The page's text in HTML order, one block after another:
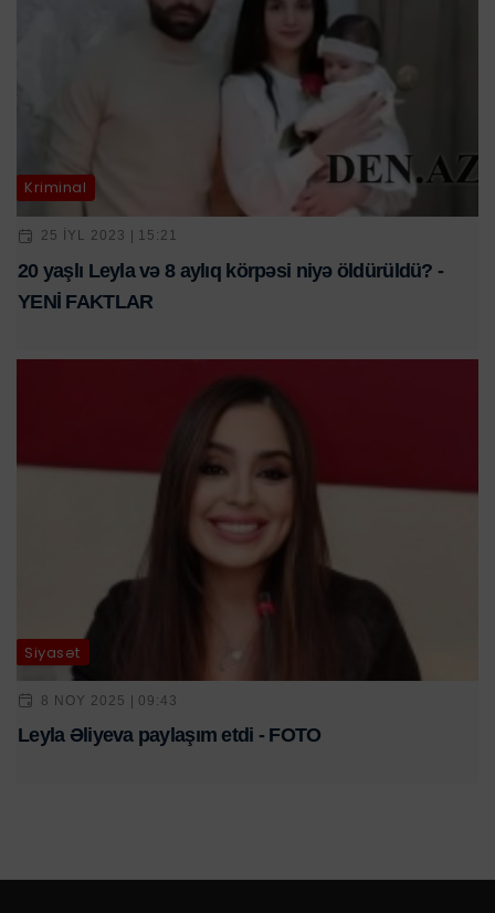
Kriminal
25 IYL 2023 | 15:21
20 yaşlı Leyla və 8 aylıq körpəsi niyə öldürüldü? -
YENİ FAKTLAR
Siyasət
8 NOY 2025 | 09:43
Leyla Əliyeva paylaşım etdi - FOTO